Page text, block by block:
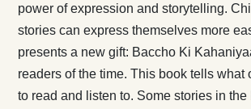
power of expression and storytelling.
stories can express themselves more
presents a new gift: Baccho Ki
readers of the time. This book tells what
to read and listen to. Some stories in the